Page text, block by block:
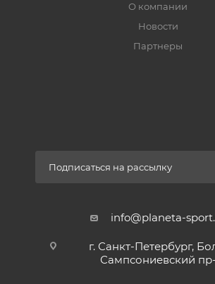
О компании
Новости
Партнеры
Подписаться на рассылку
info@planeta-
г. Санкт-Петербург,
Сампсониевский